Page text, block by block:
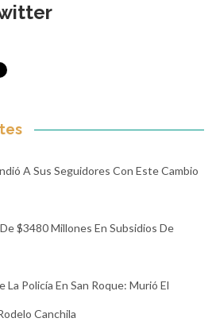
A Sus Seguidores Con Este Cambio
$3480 Millones En Subsidios De
Policía En San Roque: Murió El
Canchila